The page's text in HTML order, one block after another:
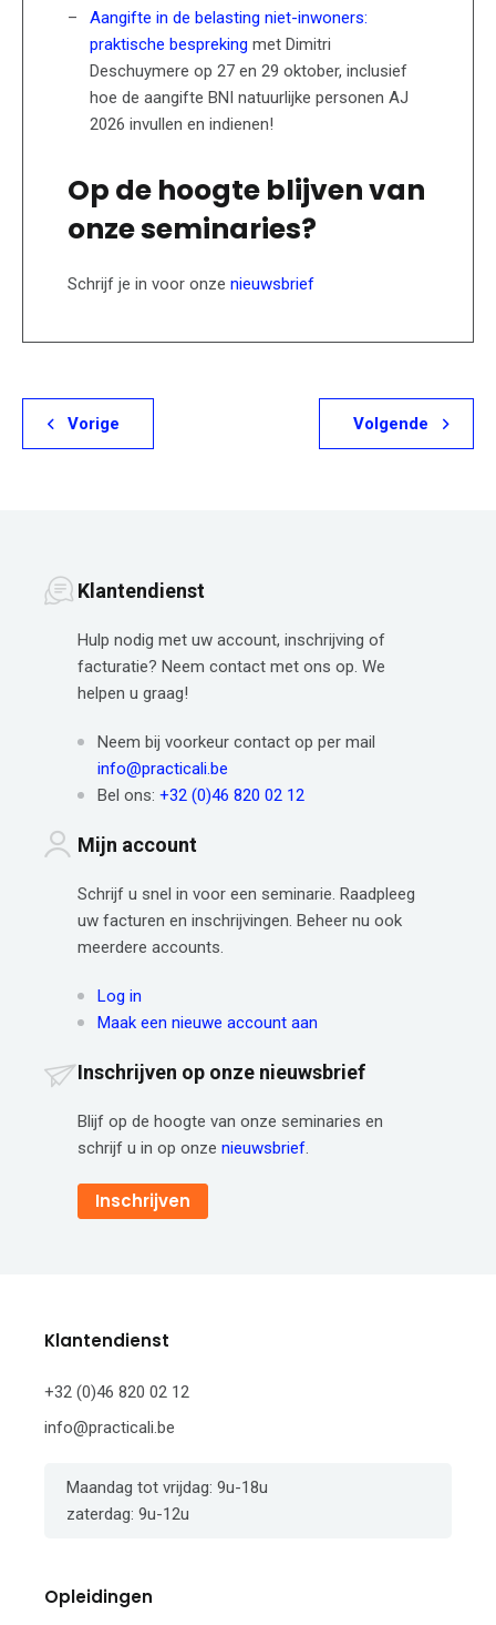
Aangifte in de belasting niet-inwoners:
praktische bespreking met Dimitri
Deschuymere op 27 en 29 oktober, inclusief
hoe de aangifte BNI natuurlijke personen AJ
2026 invullen en indienen!
Op de hoogte blijven van
onze seminaries?
Schrijf je in voor onze nieuwsbrief
Vorige Volgende
Klantendienst
Hulp nodig met uw account, inschrijving of
facturatie? Neem contact met ons op. We
helpen u graag!
Neem bij voorkeur contact op per mail
info@practicali.be
Bel ons: +32 (0)46 820 02 12
Mijn account
Schrijf u snel in voor een seminarie. Raadpleeg
uw facturen en inschrijvingen. Beheer nu ook
meerdere accounts.
Log in
Maak een nieuwe account aan
Inschrijven op onze nieuwsbrief
Blijf op de hoogte van onze seminaries en
schrijf u in op onze nieuwsbrief.
Inschrijven
Opleidingen
Klantendienst
+32 (0)46 820 02 12
info@practicali.be
Maandag tot vrijdag: 9u-18u
zaterdag: 9u-12u